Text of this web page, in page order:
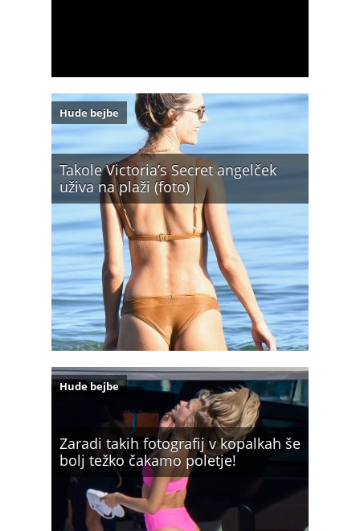
Takole Victoria’s Secret angelček
uživa na plaži (foto)
Hude bejbe
Zaradi takih fotografij v kopalkah še
bolj težko čakamo poletje!
Hude bejbe